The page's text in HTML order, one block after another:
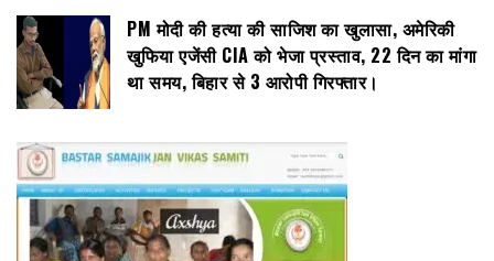
PM मोदी की हत्या की साजिश का खुलासा, अमेरिकी
खुफिया एजेंसी CIA को भेजा प्रस्ताव, 22 दिन का मांगा
था समय, बिहार से 3 आरोपी गिरफ्तार।